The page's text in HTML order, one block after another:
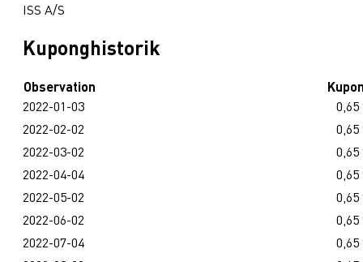
ISS A/S
Kuponghistorik
Observation
2022-01-03
0,65
2022-02-02
0,65
2022-03-02
0,65
2022-04-04
0,65
2022-05-02
0,65
2022-06-02
0,65
2022-07-04
0,65